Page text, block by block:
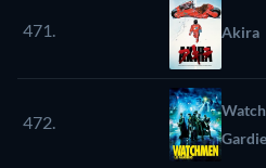
471. Akira
472.